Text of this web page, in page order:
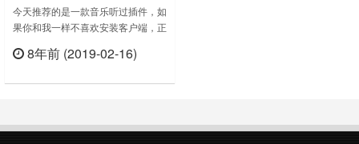
味版2017
今天推荐的是一款音乐听过插件，如
果你和我一样不喜欢安装客户端，正
插件很适合你，我是豆瓣FM的早期
Chrome扩展，不用打开网页即可收
8年前 (2019-02-16)